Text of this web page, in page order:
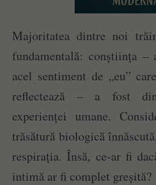
Majoritatea dintre noi
fundamentală: conștiința –
acel sentiment de „eu”
reflectează – a fost
experienței umane.
trăsătură biologică
respirația. Însă, ce-ar fi
intimă ar fi complet greșită?